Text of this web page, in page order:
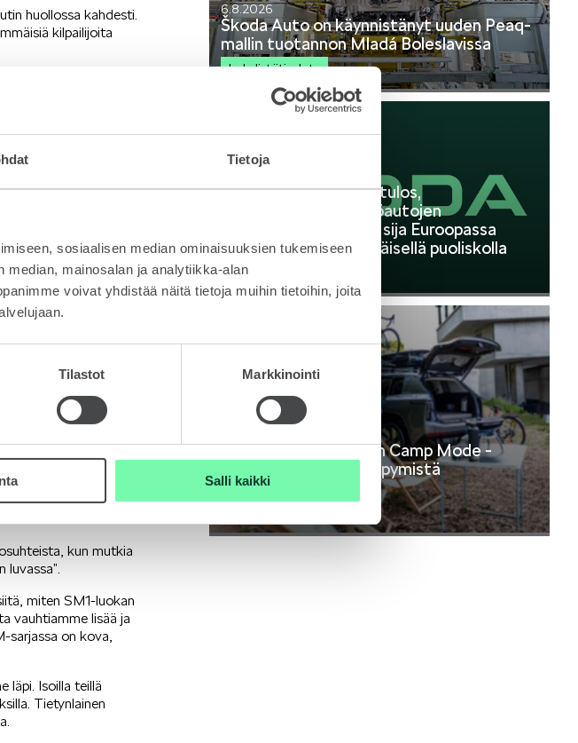
Tietoja
sosiaalisen median ominaisuuksien tukemiseen
mainosalan ja analytiikka-alan
voivat yhdistää näitä tietoja muihin tietoihin, joita
Tilastot Markkinointi
Salli kaikki
huollossa kahdesti.
kilpailijoita
johtama TGS
Jari Huttunen,
sarja on
Sarjan
ajetaan jokaisessa
olemme kaikenlaista
testipäivän,
pidempi akseliväli ja
moottori
Škoda on kaikilta
kapeampia
Asunmaa
kun mutkia
luvassa”.
miten SM1-luokan
vauhtiamme lisää ja
sarjassa on kova,
läpi. Isoilla teillä
Tietynlainen
6.8.2026
Škoda Auto on käynnistänyt uuden Peaq-
mallin tuotannon Mladá Boleslavissa
Lehdistötiedote
Škoda Autolta vahva tulos,
ennätykselliset sähköautojen
toimitukset ja toinen sija Euroopassa
vuoden 2026 ensimmäisellä puoliskolla
Lehdistötiedote
MyŠkoda-sovelluksen Camp Mode -
toiminto: mukavaa yöpymistä
sähköautossa